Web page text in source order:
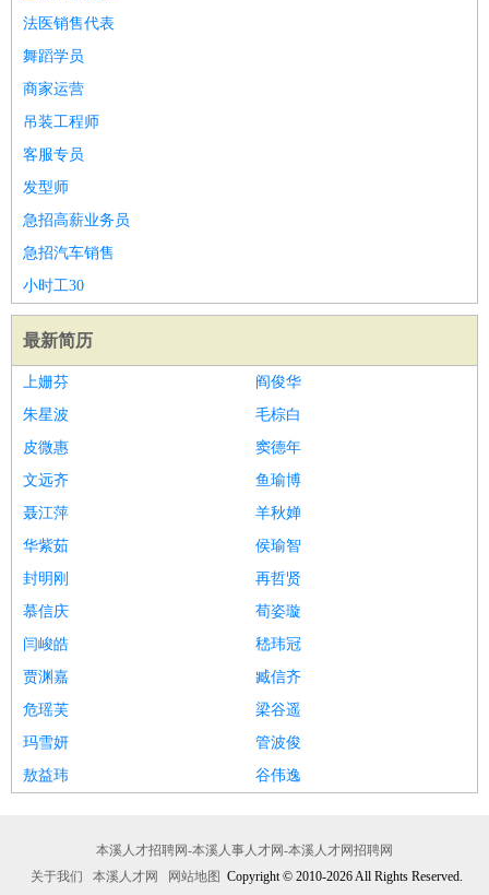
法医销售代表
舞蹈学员
商家运营
吊装工程师
客服专员
发型师
急招高薪业务员
急招汽车销售
小时工30
最新简历
上姗芬
阎俊华
朱星波
毛棕白
皮微惠
窦德年
文远齐
鱼瑜博
聂江萍
羊秋婵
华紫茹
侯瑜智
封明刚
再哲贤
慕信庆
荀姿璇
闫峻皓
嵇玮冠
贾渊嘉
臧信齐
危瑶芙
梁谷遥
玛雪妍
管波俊
敖益玮
谷伟逸
本溪人才招聘网-本溪人事人才网-本溪人才网招聘网
关于我们
本溪人才网 网站地图 Copyright © 2010-2026 All Rights Reserved.